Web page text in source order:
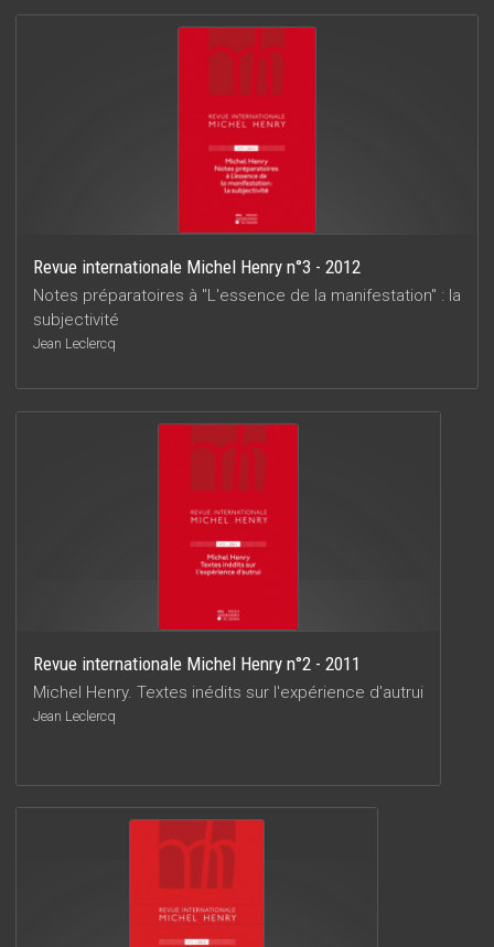
Revue internationale Michel Henry n°3 - 2012
Notes préparatoires à "L'essence de la manifestation" : la
subjectivité
Jean Leclercq
Revue internationale Michel Henry n°2 - 2011
Michel Henry. Textes inédits sur l'expérience d'autrui
Jean Leclercq